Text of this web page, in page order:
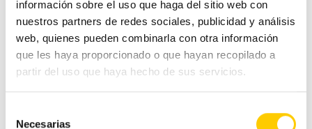
información sobre el uso que haga del sitio web con
nuestros partners de redes sociales, publicidad y análisis
web, quienes pueden combinarla con otra información
que les haya proporcionado o que hayan recopilado a
partir del uso que haya hecho de sus servicios.
Necesarias
Ferias y congresos
Hostelería
Otras noticias